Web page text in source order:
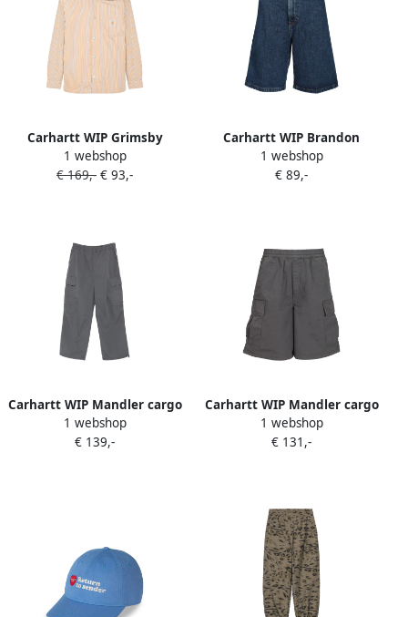
Carhartt WIP Grimsby
gestreept overhemd Beige
1 webshop
€ 169,- € 93,-
Carhartt WIP Brandon
denim knielange shorts
Blauw
1 webshop
€ 89,-
Carhartt WIP Mandler cargo
broek met logopatch Grijs
1 webshop
€ 139,-
Carhartt WIP Mandler cargo
shorts Grijs
1 webshop
€ 131,-